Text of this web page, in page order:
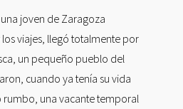
joven de Zaragoza
los viajes, llegó totalmente por
un pequeño pueblo del
cuando ya tenía su vida
una vacante temporal